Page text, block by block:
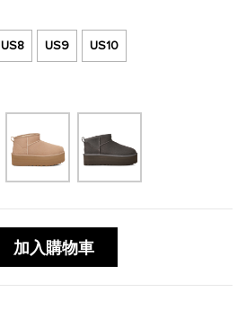
US8 US9 US10
加入購物車